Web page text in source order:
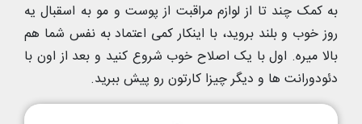
به کمک چند تا از لوازم مراقبت از پوست و مو به اسقبال یه
روز خوب و بلند بروید، با اینکار کمی اعتماد به نفس شما هم
بالا میره. اول با یک اصلاح خوب شروع کنید و بعد از اون با
دئودورانت ها و دیگر چیزا کارتون رو پیش ببرید.